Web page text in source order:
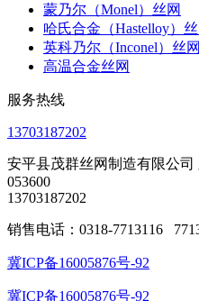
蒙乃尔（Monel）丝网
哈氏合金（Hastelloy）丝
英科乃尔（Inconel）丝网
高温合金丝网
服务热线
13703187202
安平县茂群丝网制造有限公司
053600
13703187202
销售电话：0318-7713116
冀ICP备16005876号-92
冀ICP备16005876号-92